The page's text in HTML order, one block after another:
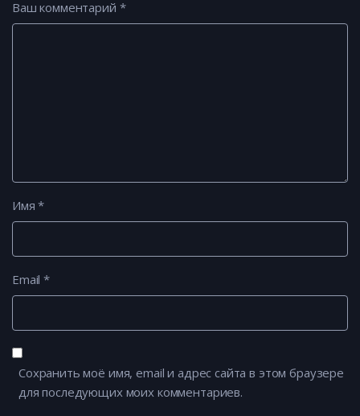
Ваш комментарий *
Имя*
Email*
Сохранить моё имя, email и адрес сайта в этом браузере
для последующих моих комментариев.